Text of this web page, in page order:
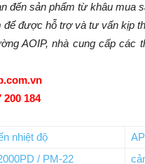
đến sản phẩm từ khâu mua
để được hỗ trợ và tư vấn kịp
AOIP, nhà cung cấp các
200 184
nhiệt độ
/ PM-22